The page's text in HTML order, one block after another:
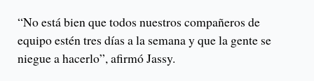
“No está bien que todos nuestros compañeros de
equipo estén tres días a la semana y que la gente se
niegue a hacerlo”, afirmó Jassy.